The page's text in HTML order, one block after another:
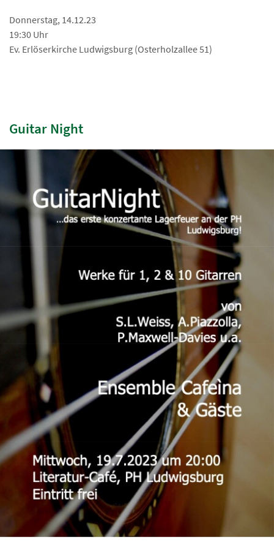
Donnerstag, 14.12.23
19:30 Uhr
Ev. Erlöserkirche Ludwigsburg (Osterholzallee 51)
Guitar Night